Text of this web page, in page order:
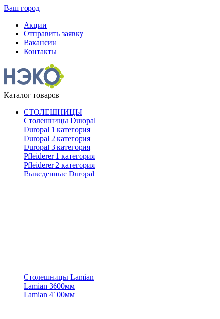
Ваш город
Акции
Отправить заявку
Вакансии
Контакты
Каталог товаров
СТОЛЕШНИЦЫ
Столешницы Duropal
Duropal 1 категория
Duropal 2 категория
Duropal 3 категория
Pfleiderer 1 категория
Pfleiderer 2 категория
Выведенные Duropal
Столешницы Lamian
Lamian 3600мм
Lamian 4100мм